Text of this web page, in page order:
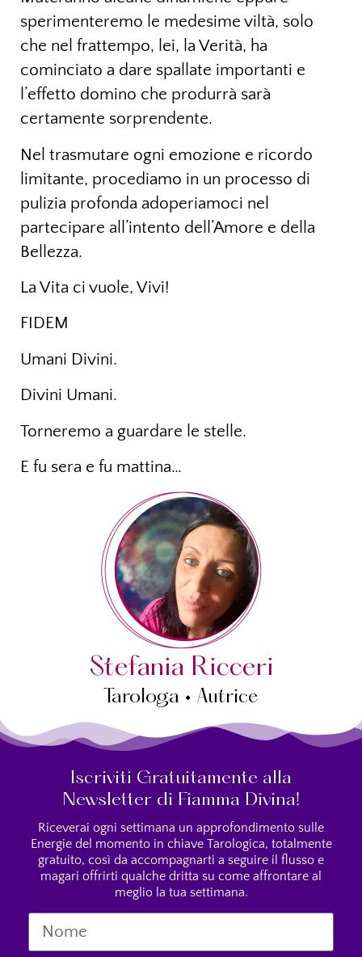
sperimenteremo le medesime viltà, solo
che nel frattempo, lei, la Verità, ha
cominciato a dare spallate importanti e
l’effetto domino che produrrà sarà
certamente sorprendente.
Nel trasmutare ogni emozione e ricordo
limitante, procediamo in un processo di
pulizia profonda adoperiamoci nel
partecipare all’intento dell’Amore e della
Bellezza.
La Vita ci vuole, Vivi!
FIDEM
Umani Divini.
Divini Umani.
Torneremo a guardare le stelle.
E fu sera e fu mattina…
Stefania Ricceri
Tarologa • Autrice
Iscriviti Gratuitamente alla
Newsletter di Fiamma Divina!
Riceverai ogni settimana un approfondimento sulle
Energie del momento in chiave Tarologica, totalmente
gratuito, così da accompagnarti a seguire il flusso e
magari offrirti qualche dritta su come affrontare al
meglio la tua settimana.